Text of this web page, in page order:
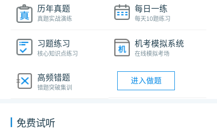
历年真题
真题实战演练
每日一练
每天10题练习
习题练习
核心知识点练习
机考模拟系统
在线模拟考场
高频错题
错题突破集训
进入做题
免费试听